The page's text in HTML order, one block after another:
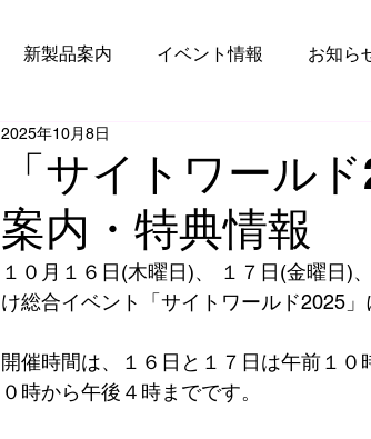
新製品案内 イベント情報 お知ら
「サイトワール
案内・特典情報
2025年10月8日
１０月１６日(木曜日)、 １７日(金曜日)
け総合イベント「サイトワールド2025」
開催時間は、１６日と１７日は午前１
０時から午後４時までです。